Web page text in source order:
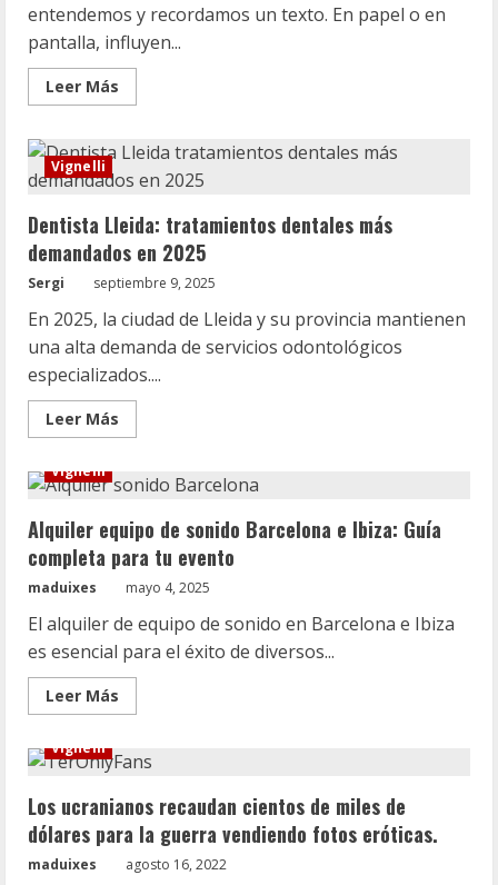
entendemos y recordamos un texto. En papel o en
pantalla, influyen...
Leer Más
más
Las
tipografías
más
usadas
mundo:
guía
esencial
con
ejemplos
Vignelli
Dentista Lleida: tratamientos dentales más
demandados en 2025
Sergi septiembre 9, 2025
En 2025, la ciudad de Lleida y su provincia mantienen
una alta demanda de servicios odontológicos
especializados....
Leer Más
más
Dentista
Lleida:
dentales
más
demandados
en
2025
Vignelli
Alquiler equipo de sonido Barcelona e Ibiza: Guía
completa para tu evento
maduixes mayo 4, 2025
El alquiler de equipo de sonido en Barcelona e Ibiza
es esencial para el éxito de diversos...
Leer Más
más
Alquiler
equipo
sonido
Barcelona
e
Ibiza:
Guía
Vignelli
Los ucranianos recaudan cientos de miles de
dólares para la guerra vendiendo fotos eróticas.
maduixes agosto 16, 2022